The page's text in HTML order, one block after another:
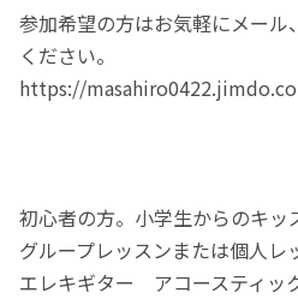
参加希望の方はお気軽にメール
ください。
https://
初心者の方。小学生からのキッ
グループレッスンまたは個人レ
エレキギター アコースティ